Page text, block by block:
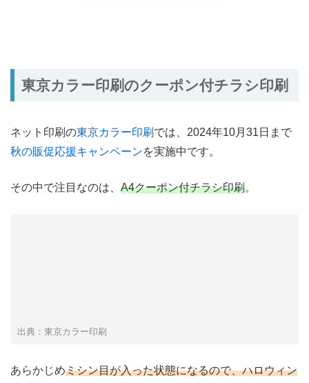
東京カラー印刷のクーポン付チラシ印刷
ネット印刷の東京カラー印刷 では、2024年10月31日まで
秋の販促応援キャンペーンを実施中です。
その中で注目なのは、 A4クーポン付チラシ印刷。
出典：東京カラー印刷
あらかじめミシン目が入った状態になるので、ハロウィン